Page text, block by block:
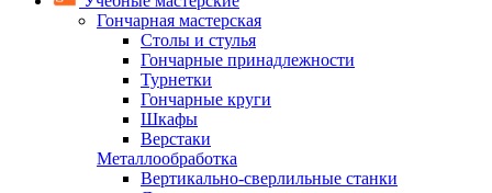
Гончарная мастерская
Столы и стулья
Гончарные принадлежности
Турнетки
Гончарные круги
Шкафы
Верстаки
Металлообработка
Вертикально-сверлильные станки